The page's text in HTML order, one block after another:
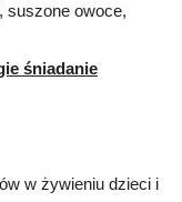
suszone owoce,
śniadanie
w żywieniu dzieci i